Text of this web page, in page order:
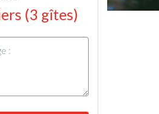
(3 gîtes)